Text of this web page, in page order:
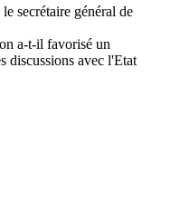
a-t-il favorisé un
discussions avec l'Etat